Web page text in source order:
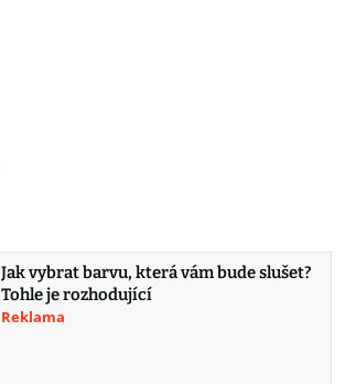
Jak vybrat barvu, která vám bude slušet?
Tohle je rozhodující
Reklama